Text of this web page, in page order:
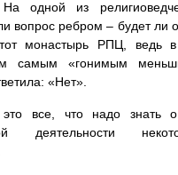
одной из
вопрос ребром – будет ли
монастырь РПЦ, ведь в
самым «гонимым
«Нет».
все, что надо знать о
деятельности